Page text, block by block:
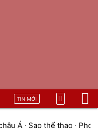
TIN MỚI
Á · Sao thể thao ·